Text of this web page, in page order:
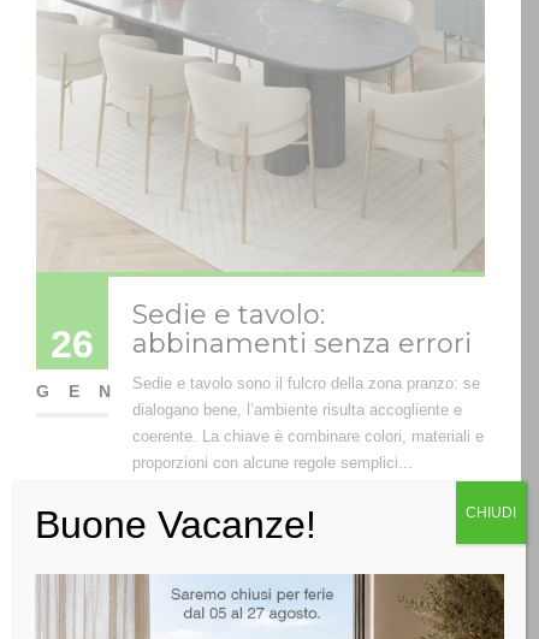
26
GEN
Sedie e tavolo:
abbinamenti senza errori
Sedie e tavolo sono il fulcro della zona pranzo: se
dialogano bene, l’ambiente risulta accogliente e
coerente. La chiave è combinare colori, materiali e
proporzioni con alcune regole semplici...
Buone Vacanze! CHIUDI